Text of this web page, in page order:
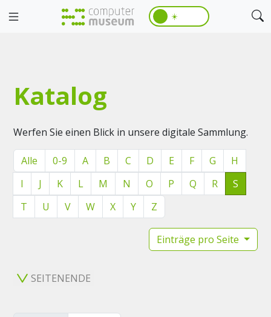
☀️
Katalog
Werfen Sie einen Blick in unsere digitale Sammlung.
Alle 0-9 A B C D E F G
H
I
J K L M N O P Q R
S
T
U V W X Y Z
Einträge pro Seite
SEITENENDE